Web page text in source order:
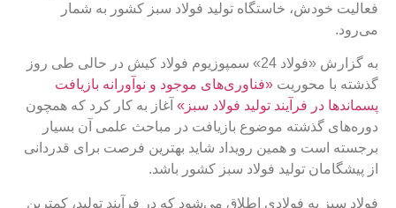
فعالیت خودش، خاستگاه تولید فولاد سبز کشور به شمار
می‌رود.
به گزارش «فولاد 24» سمپوزیوم فولاد کیش در حالی طی روز
گذشته با محوریت «فناوری‌های موجود و نوآورانه بازیافت
پسماندها در فرآیند تولید فولاد سبز» آغاز به کار کرد که همچون
دوره‌های گذشته موضوع بازیافت در مباحث علمی آن بسیار
برجسته است و همین رویداد شاید بهترین فرصت برای قدردانی
از پیشگامان تولید فولاد سبز کشور باشد.
فولاد سبز به فولادی اطلاق می‌شود که در فرآیند تولید، کمترین